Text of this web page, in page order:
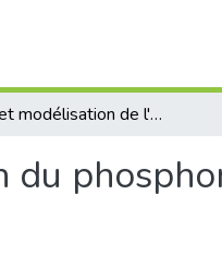
Etude et modélisation de l'adsorption du phosphore sur les sédiments aquatiques marocains.